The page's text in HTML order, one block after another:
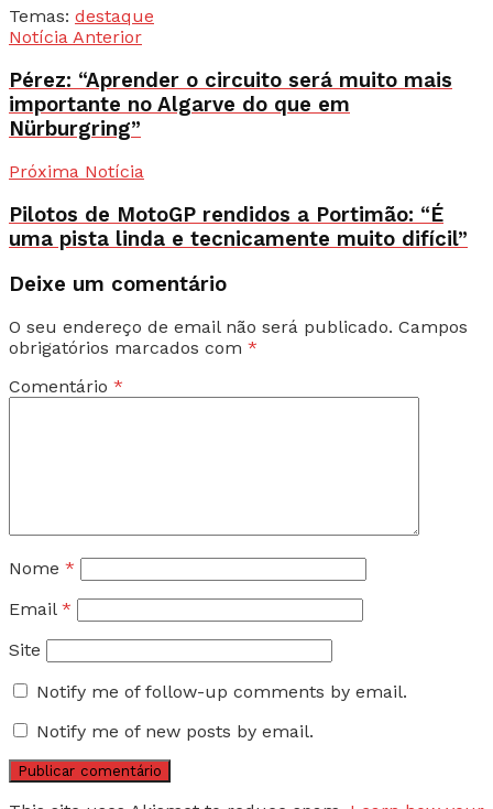
Temas: destaque
Notícia Anterior
Pérez: “Aprender o circuito será muito mais
importante no Algarve do que em
Nürburgring”
Próxima Notícia
Pilotos de MotoGP rendidos a Portimão: “É
uma pista linda e tecnicamente muito difícil”
Deixe um comentário
O seu endereço de email não será publicado. Campos
obrigatórios marcados com *
Comentário *
Nome *
Email *
Site
Notify me of follow-up comments by email.
Notify me of new posts by email.